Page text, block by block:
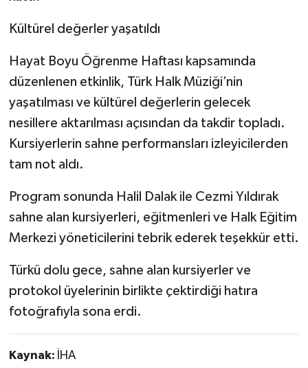
Kültürel değerler yaşatıldı
Hayat Boyu Öğrenme Haftası kapsamında
düzenlenen etkinlik, Türk Halk Müziği’nin
yaşatılması ve kültürel değerlerin gelecek
nesillere aktarılması açısından da takdir topladı.
Kursiyerlerin sahne performansları izleyicilerden
tam not aldı.
Program sonunda Halil Dalak ile Cezmi Yıldırak
sahne alan kursiyerleri, eğitmenleri ve Halk Eğitim
Merkezi yöneticilerini tebrik ederek teşekkür etti.
Türkü dolu gece, sahne alan kursiyerler ve
protokol üyelerinin birlikte çektirdiği hatıra
fotoğrafıyla sona erdi.
Kaynak: İHA